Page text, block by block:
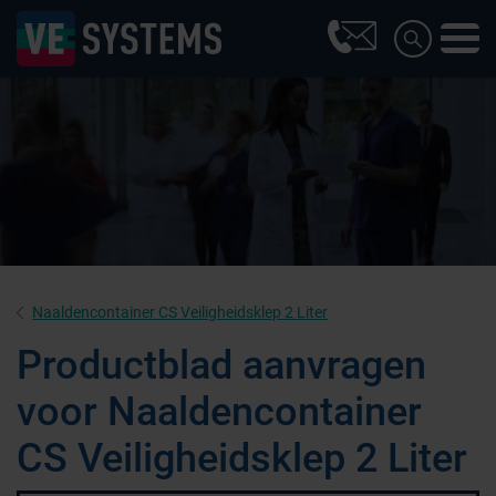
Naaldencontainer CS Veiligheidsklep 2 Liter
Productblad aanvragen
voor Naaldencontainer
CS Veiligheidsklep 2 Liter
Farmaceutische industrie